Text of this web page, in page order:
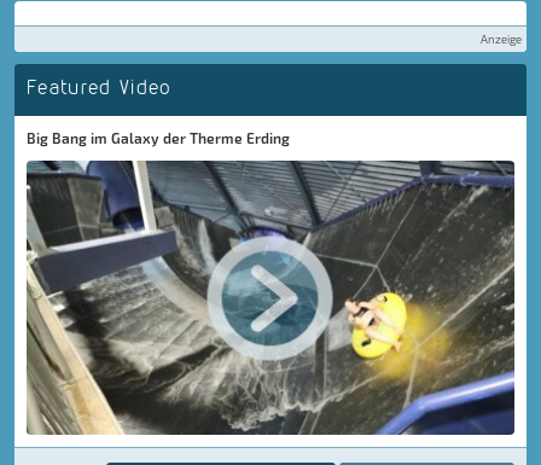
Anzeige
Featured Video
Big Bang im Galaxy der Therme Erding